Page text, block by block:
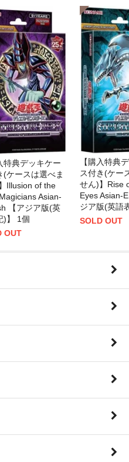
特典デッキケー
(ケースは選べま
Illusion of the
Asian-
【アジア版(英
)】 1個
OUT
【購入特典
ス付き(ケー
せん)】Rise
Eyes Asian-
ジア版(英語
SOLD OUT